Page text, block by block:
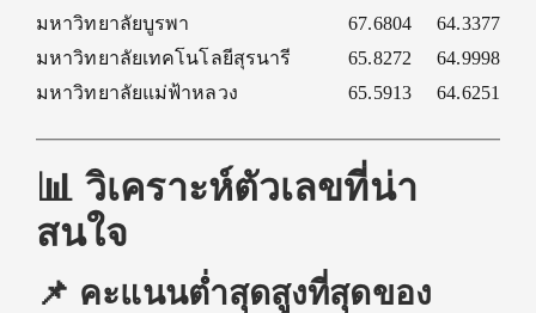
มหาวิทยาลัยบูรพา
67.6804
64.3377
มหาวิทยาลัยเทคโนโลยีสุรนารี
65.8272
64.9998
มหาวิทยาลัยแม่ฟ้าหลวง
65.5913 64.6251
📊 วิเคราะห์ตัวเลขที่น่า
สนใจ
📌 คะแนนต่ำสุดสูงที่สุดของ